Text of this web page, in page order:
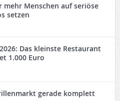
mehr Menschen auf seriöse
setzen
Das kleinste Restaurant
1.000 Euro
gerade komplett